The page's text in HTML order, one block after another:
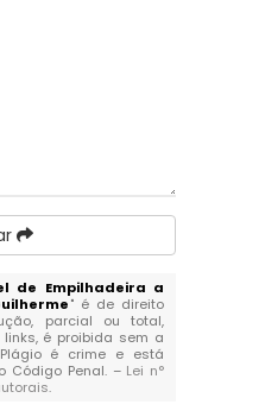
de Empilhadeira a
" é de direito
parcial ou total,
é proibida sem a
é crime e está
Código Penal. – Lei n°
.